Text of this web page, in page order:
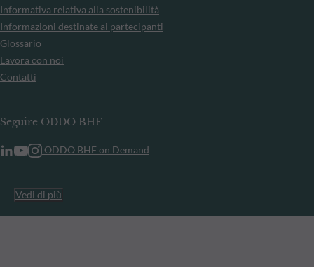
Informativa relativa alla sostenibilità
Informazioni destinate ai partecipanti
Glossario
Lavora con noi
Contatti
Seguire ODDO BHF
ODDO BHF on Demand
Vedi di più